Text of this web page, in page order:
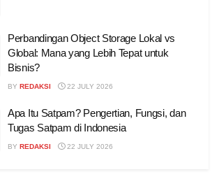
Perbandingan Object Storage Lokal vs
Global: Mana yang Lebih Tepat untuk
Bisnis?
BY REDAKSI 22 JULY 2026
Apa Itu Satpam? Pengertian, Fungsi, dan
Tugas Satpam di Indonesia
BY REDAKSI 22 JULY 2026